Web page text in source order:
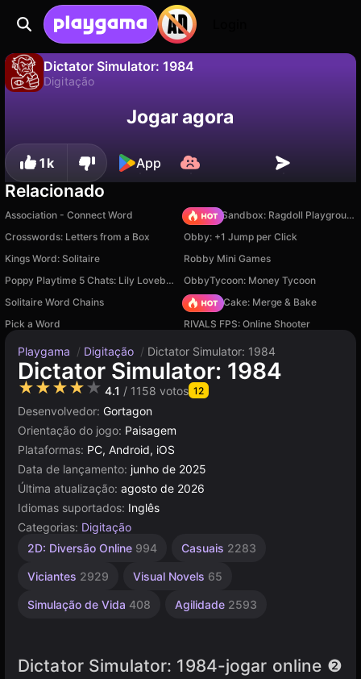
Dictator Simulator: 1984
Digitação
Salve o progresso!Jogar agora
1k App
Relacionado
Association - Connect Word
Sprunki Sandbox: Ragdoll Playground Mode
Crosswords: Letters from a Box
Obby: +1 Jump per Click
Kings Word: Solitaire
Robby Mini Games
Poppy Playtime 5 Chats: Lily Lovebraids and others
ObbyTycoon: Money Tycoon
Solitaire Word Chains
Piece of Cake: Merge & Bake
Pick a Word
RIVALS FPS: Online Shooter
Playgama / Digitação / Dictator Simulator: 1984
Dictator Simulator: 1984
★★★★★ 4.1 / 1158 votos 12
Desenvolvedor: Gortagon
Orientação do jogo: Paisagem
Plataformas: PC, Android, iOS
Data de lançamento: junho de 2025
Última atualização: agosto de 2026
Idiomas suportados: Inglês
Categorias: Digitação
2D: Diversão Online 994 Casuais 2283
Viciantes 2929 Visual Novels 65
Simulação de Vida 408 Agilidade 2593
Verdadeiro
Construct
Dictator Simulator: 1984-jogar online ❷